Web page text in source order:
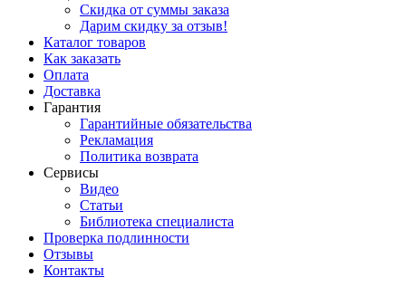
Скидка от суммы заказа
Дарим скидку за отзыв!
Каталог товаров
Как заказать
Оплата
Доставка
Гарантия
Гарантийные обязательства
Рекламация
Политика возврата
Сервисы
Видео
Статьи
Библиотека специалиста
Проверка подлинности
Отзывы
Контакты